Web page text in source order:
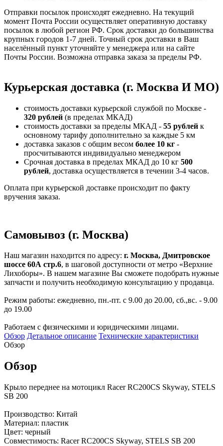
Отправки посылок происходят ежедневно. На текущий
момент Почта России осуществляет оперативную доставку
посылок в любой регион РФ. Срок доставки до большинства
крупных городов 1-7 дней. Точный срок доставки в Ваш
населённый пункт уточняйте у менеджера или на сайте
Почты России. Возможна отправка заказа за пределы РФ.
Курьерская доставка (г. Москва И МО)
стоимость доставки курьерской службой по Москве -
320 рублей (в пределах МКАД)
стоимость доставки за пределы МКАД - 55 рублей к
основному тарифу дополнительно за каждые 5 км
доставка заказов с общим весом более 10 кг -
просчитываются индивидуально менеджером
Срочная доставка в пределах МКАД до 10 кг 500
рублей, доставка осуществляется в течении 3-4 часов.
Оплата при курьерской доставке происходит по факту
вручения заказа.
Самовывоз (г. Москва)
Наш магазин находится по адресу: г. Москва, Дмитровское
шоссе 60А стр.6, в шаговой доступности от метро «Верхние
Лихоборы». В нашем магазине Вы сможете подобрать нужные
запчасти и получить необходимую консультацию у продавца.
Режим работы: ежедневно, пн.-пт. с 9.00 до 20.00, сб.,вс. - 9.00
до 19.00
Работаем с физическими и юридическими лицами.
Обзор Детальное описание Технические характеристики
Обзор
Обзор
Крыло переднее на мотоцикл Racer RC200CS Skyway, STELS
SB 200
Производство: Китай
Материал: пластик
Цвет: черный
Совместимость: Racer RC200CS Skyway, STELS SB 200